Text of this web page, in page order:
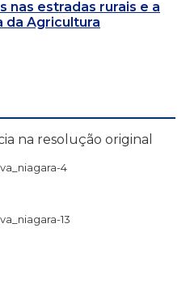
nas estradas rurais e a
da Agricultura
na resolução original
4
13